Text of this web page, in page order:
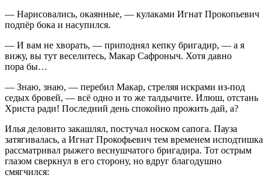
— Нарисовались, окаянные, — кулаками Игнат Прокопьевич
подпëр бока и насупился.
— И вам не хворать, — приподнял кепку бригадир, — а я
вижу, вы тут веселитесь, Макар Сафроныч. Хотя давно
пора бы…
— Знаю, знаю, — перебил Макар, стреляя искрами из-под
седых бровей, — всё одно и то же талдычите. Илюш, отстань
Христа ради! Последний день спокойно прожить дай, а?
Илья деловито закашлял, постучал носком сапога. Пауза
затягивалась, а Игнат Прокофьевич тем временем исподтишка
рассматривал рыжего веснушчатого бригадира. Тот острым
глазом сверкнул в его сторону, но вдруг благодушно
смягчился: